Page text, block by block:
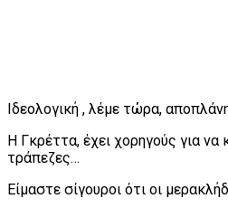
Ιδεολογική , λέμε τώρα,
Η Γκρέττα, έχει χορηγούς για
τράπεζες…
Είμαστε σίγουροι ότι οι